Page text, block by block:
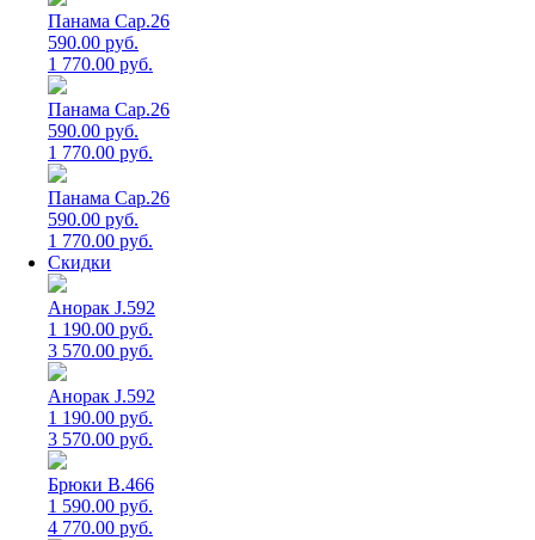
Панама Cap.26
590.00 руб.
1 770.00 руб.
Панама Cap.26
590.00 руб.
1 770.00 руб.
Панама Cap.26
590.00 руб.
1 770.00 руб.
Скидки
Анорак J.592
1 190.00 руб.
3 570.00 руб.
Анорак J.592
1 190.00 руб.
3 570.00 руб.
Брюки B.466
1 590.00 руб.
4 770.00 руб.